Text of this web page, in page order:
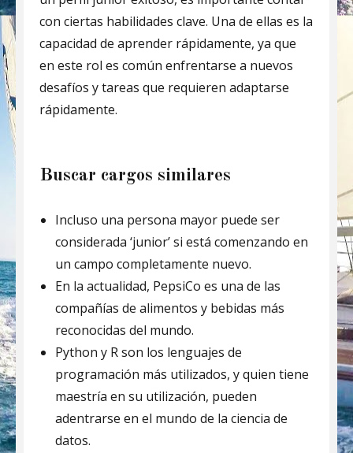
con ciertas habilidades clave. Una de ellas es la
capacidad de aprender rápidamente, ya que
en este rol es común enfrentarse a nuevos
desafíos y tareas que requieren adaptarse
rápidamente.
Buscar cargos similares
Incluso una persona mayor puede ser
considerada ‘junior’ si está comenzando en
un campo completamente nuevo.
En la actualidad, PepsiCo es una de las
compañías de alimentos y bebidas más
reconocidas del mundo.
Python y R son los lenguajes de
programación más utilizados, y quien tiene
maestría en su utilización, pueden
adentrarse en el mundo de la ciencia de
datos.